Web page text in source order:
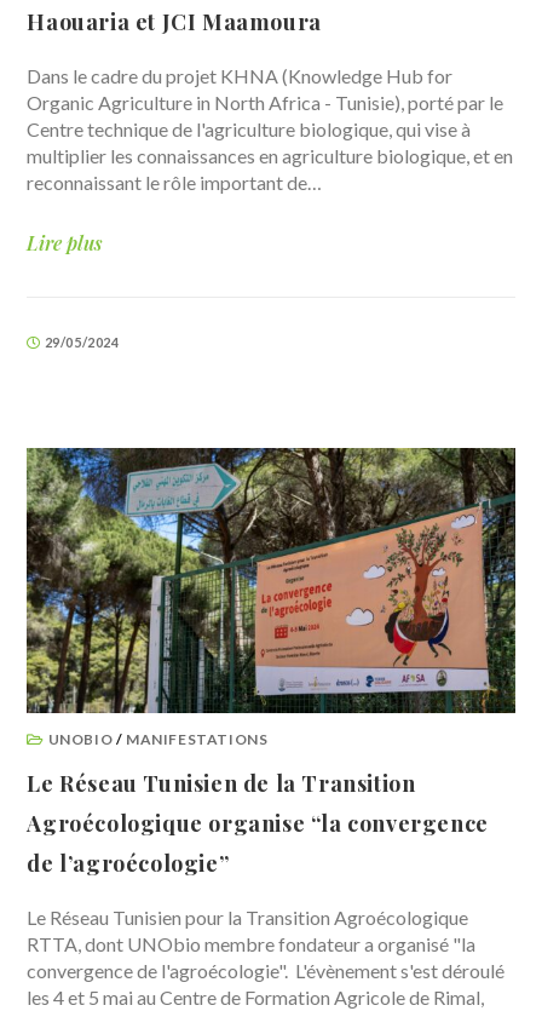
Haouaria et JCI Maamoura
Dans le cadre du projet KHNA (Knowledge Hub for
Organic Agriculture in North Africa - Tunisie), porté par le
Centre technique de l'agriculture biologique, qui vise à
multiplier les connaissances en agriculture biologique, et en
reconnaissant le rôle important de…
Lire plus
29/05/2024
UNOBIO / MANIFESTATIONS
Le Réseau Tunisien de la Transition
Agroécologique organise “la convergence
de l’agroécologie”
Le Réseau Tunisien pour la Transition Agroécologique
RTTA, dont UNObio membre fondateur a organisé "la
convergence de l'agroécologie". L'évènement s'est déroulé
les 4 et 5 mai au Centre de Formation Agricole de Rimal,